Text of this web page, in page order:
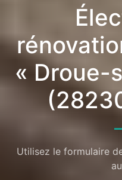
« Droue-
Utilisez le formulaire